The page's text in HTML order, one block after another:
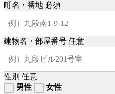
町名・番地 必須
建物名・部屋番号 任意
性別 任意
男性
女性